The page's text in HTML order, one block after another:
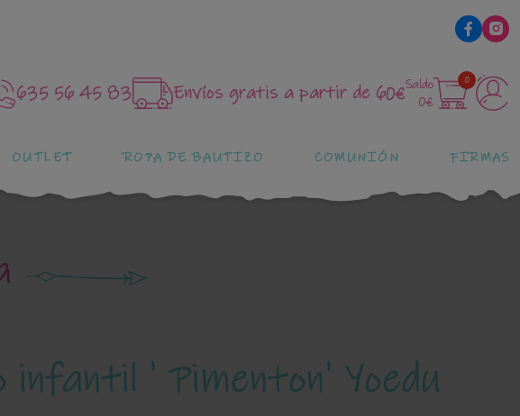
635 56 45 83 Envíos gratis a partir de 60€Saldo
0€
0
OUTLET ROPA DE BAUTIZO COMUNIÓN FIRMAS
infantil ' Pimenton' Yoedu